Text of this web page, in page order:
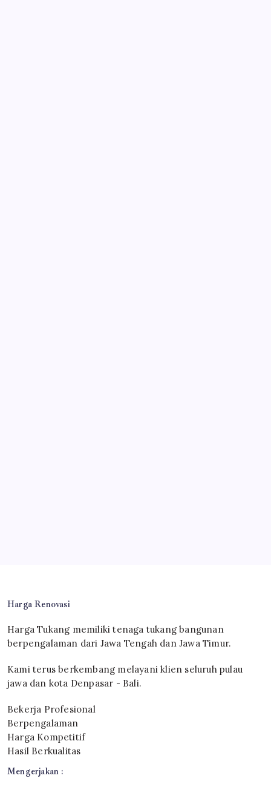
Harga Renovasi
Harga Tukang memiliki tenaga tukang bangunan
berpengalaman dari Jawa Tengah dan Jawa Timur.
Kami terus berkembang melayani klien seluruh pulau
jawa dan kota Denpasar - Bali.
Bekerja Profesional
Berpengalaman
Harga Kompetitif
Hasil Berkualitas
Mengerjakan :